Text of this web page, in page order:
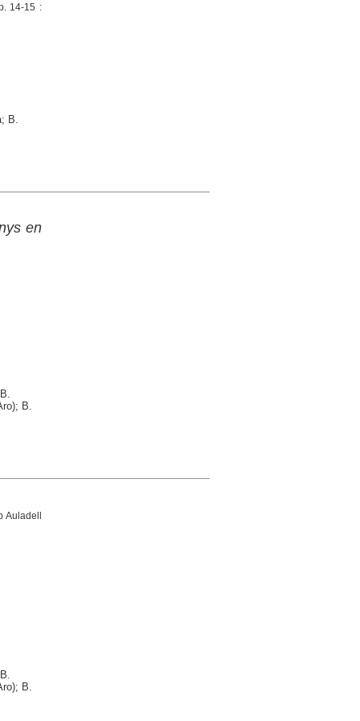
14-15 :
B.
en
B.
B.